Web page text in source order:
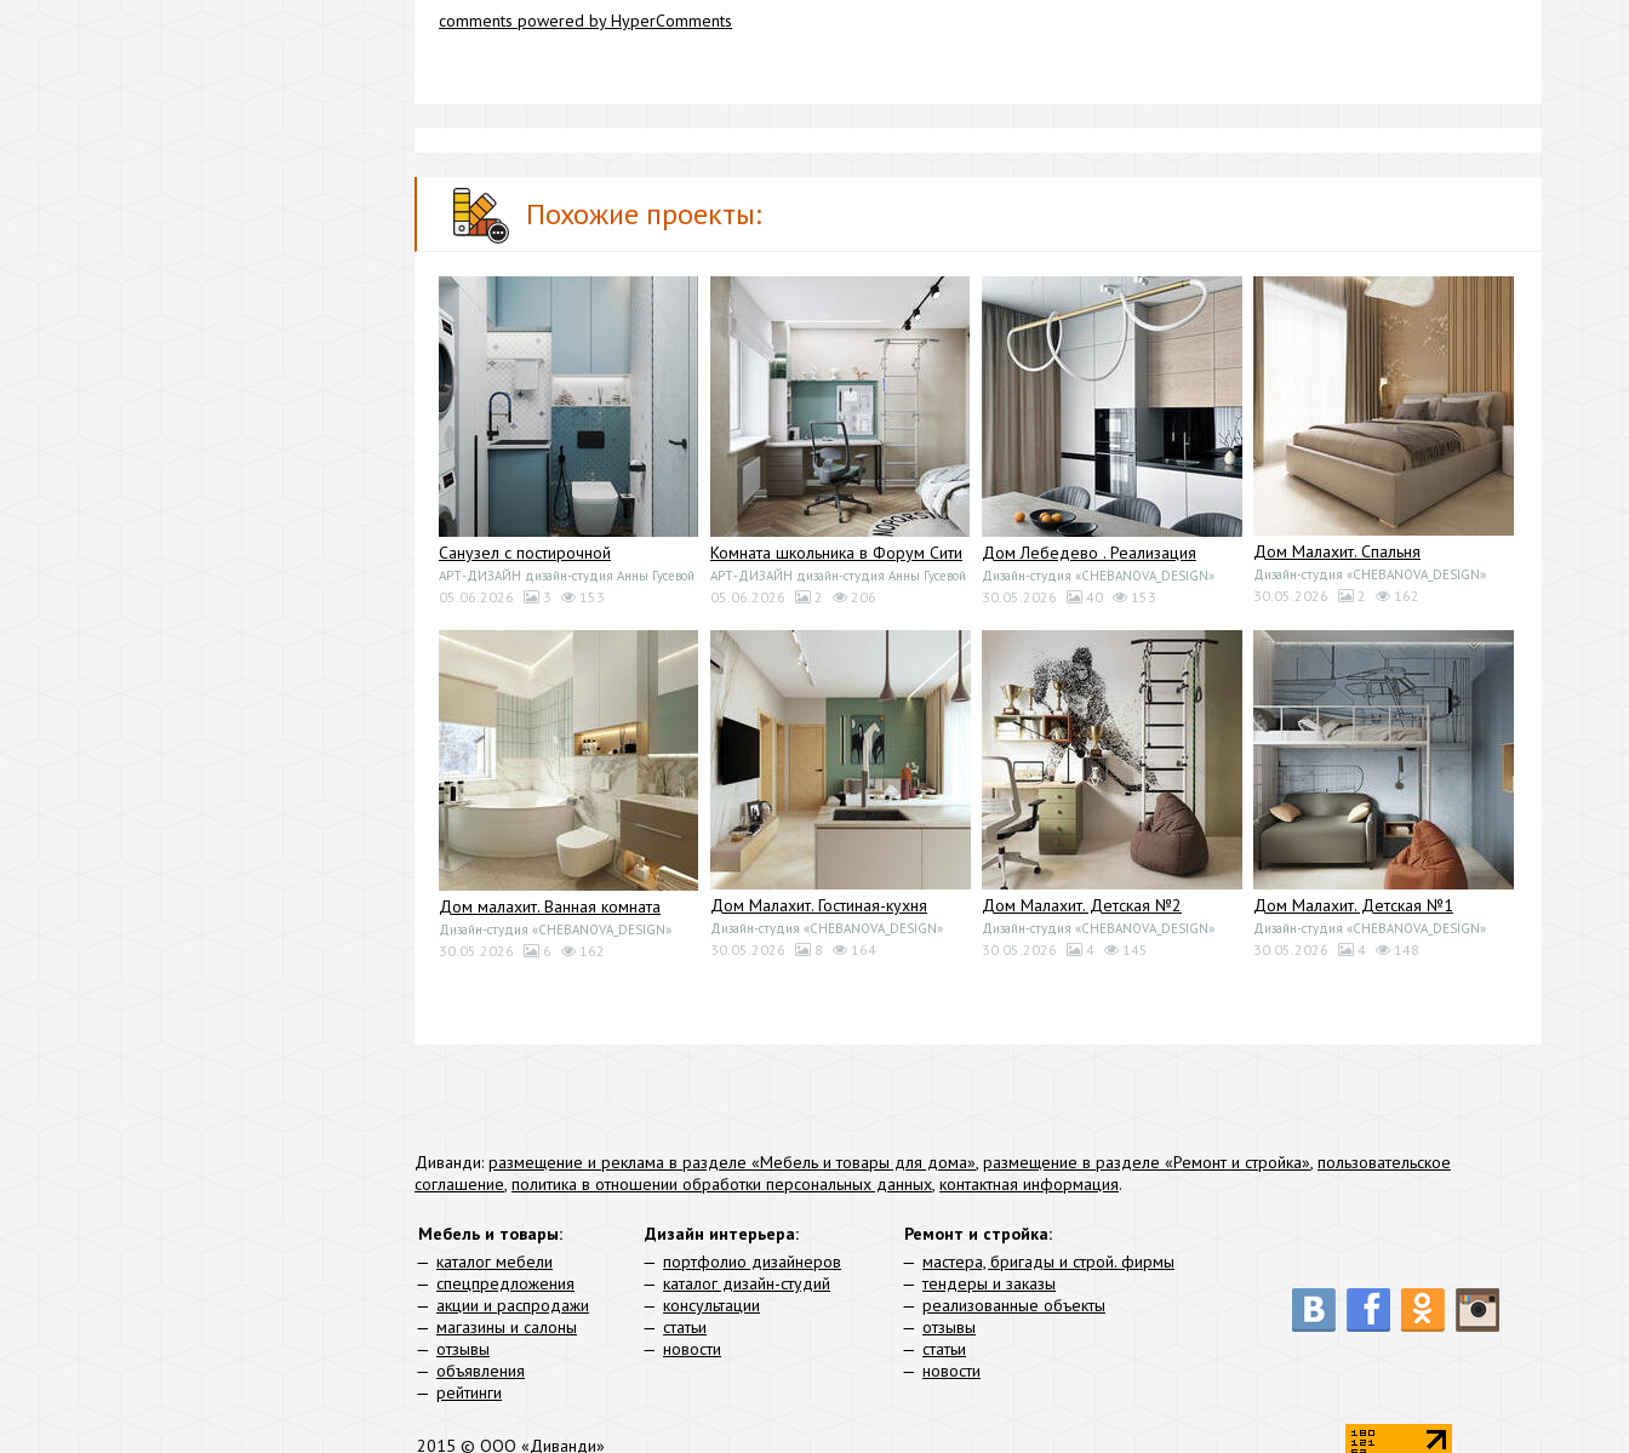
comments powered by HyperComments
Похожие проекты:
Санузел с постирочной
АРТ-ДИЗАЙН дизайн-студия Анны Гусевой
05.06.2026 3 153
Комната школьника в Форум Сити
АРТ-ДИЗАЙН дизайн-студия Анны Гусевой
05.06.2026 2 206
Дом Лебедево . Реализация
Дизайн-студия «CHEBANOVA_DESIGN»
30.05.2026 40 153
Дом Малахит. Спальня
Дизайн-студия «CHEBANOVA_DESIGN»
30.05.2026 2 162
Дом малахит. Ванная комната
Дизайн-студия «CHEBANOVA_DESIGN»
30.05.2026 6 162
Дом Малахит. Гостиная-кухня
Дизайн-студия «CHEBANOVA_DESIGN»
30.05.2026 8 164
Дом Малахит. Детская №2
Дизайн-студия «CHEBANOVA_DESIGN»
30.05.2026 4 145
Дом Малахит. Детская №1
Дизайн-студия «CHEBANOVA_DESIGN»
30.05.2026 4 148
Диванди: размещение и реклама в разделе «Мебель и товары для дома», размещение в разделе «Ремонт и стройка», пользовательское
соглашение, политика в отношении обработки персональных данных, контактная информация.
Мебель и товары:
каталог мебели
спецпредложения
акции и распродажи
магазины и салоны
отзывы
объявления
рейтинги
Дизайн интерьера:
портфолио дизайнеров
каталог дизайн-студий
консультации
статьи
новости
Ремонт и стройка:
мастера, бригады и строй. фирмы
тендеры и заказы
реализованные объекты
отзывы
статьи
новости
2015 © ООО «Диванди»